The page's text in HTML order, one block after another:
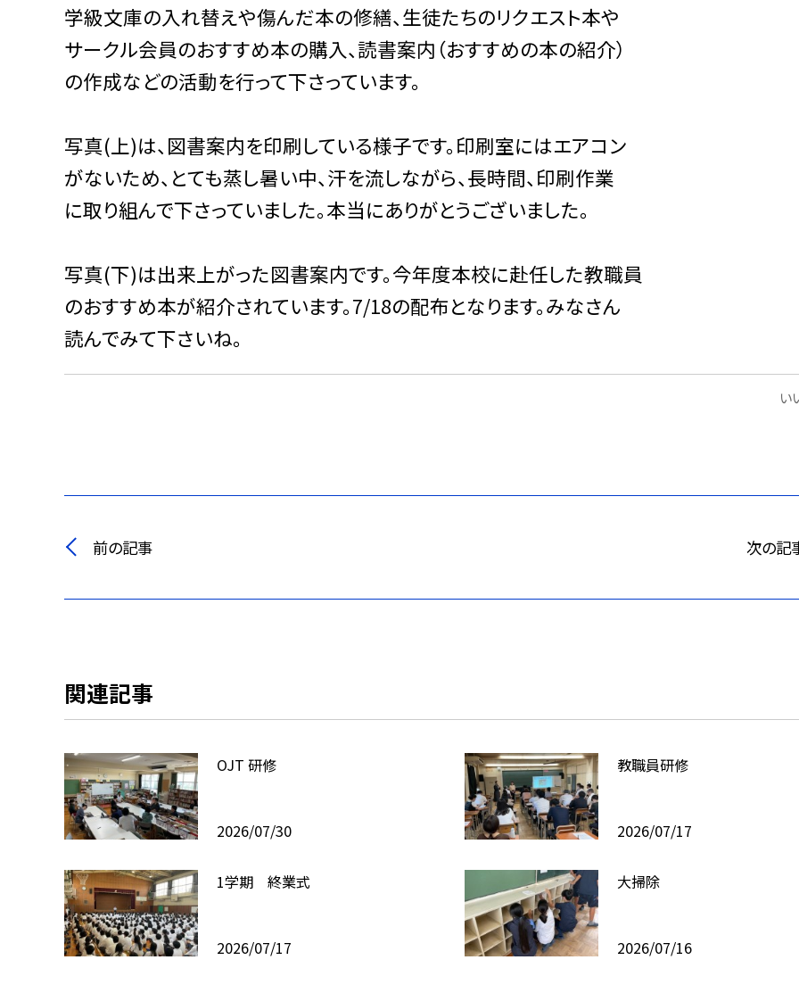
学級文庫の入れ替えや傷んだ本の修繕、生徒たちのリクエスト本や
サークル会員のおすすめ本の購入、読書案内（おすすめの本の紹介）
の作成などの活動を行って下さっています。
写真(上)は、図書案内を印刷している様子です。印刷室にはエアコン
がないため、とても蒸し暑い中、汗を流しながら、長時間、印刷作業
に取り組んで下さっていました。本当にありがとうございました。
写真(下)は出来上がった図書案内です。今年度本校に赴任した教職員
のおすすめ本が紹介されています。7/18の配布となります。みなさん
読んでみて下さいね。
い
前の記事 次の記
関連記事
OJT 研修
2026/07/30
教職員研修
2026/07/17
1学期 終業式
2026/07/17
大掃除
2026/07/16